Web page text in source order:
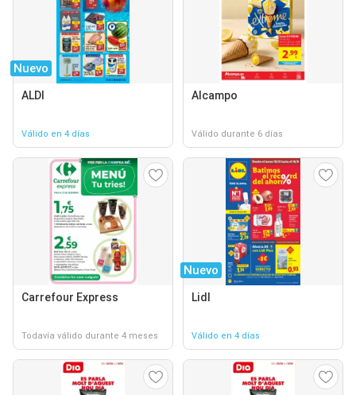
Nuevo
ALDI
Válido en 4 días
Alcampo
Válido durante 6 días
Carrefour Express
Todavía válido durante 4 meses
Nuevo
Lidl
Válido en 4 días